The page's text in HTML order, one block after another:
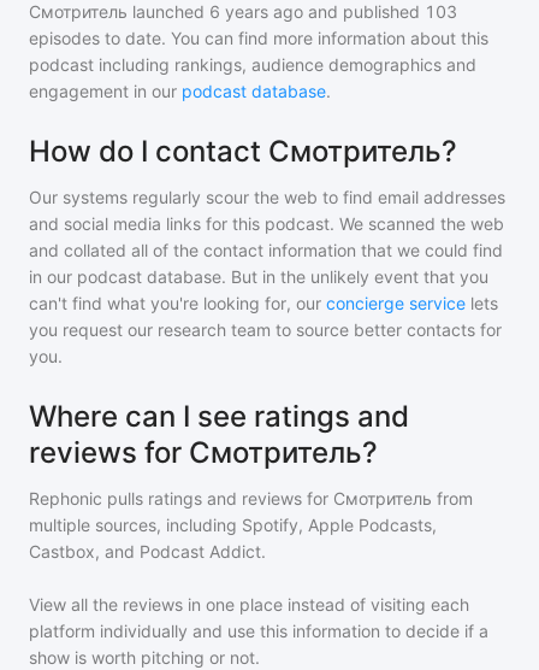
Смотритель launched 6 years ago and published 103
episodes to date. You can find more information about this
podcast including rankings, audience demographics and
engagement in our podcast database.
How do I contact Смотритель?
Our systems regularly scour the web to find email addresses
and social media links for this podcast. We scanned the web
and collated all of the contact information that we could find
in our podcast database. But in the unlikely event that you
can't find what you're looking for, our concierge service lets
you request our research team to source better contacts for
you.
Where can I see ratings and
reviews for Смотритель?
Rephonic pulls ratings and reviews for Смотритель from
multiple sources, including Spotify, Apple Podcasts,
Castbox, and Podcast Addict.
View all the reviews in one place instead of visiting each
platform individually and use this information to decide if a
show is worth pitching or not.